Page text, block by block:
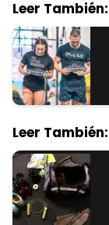
Leer También:
Leer También: